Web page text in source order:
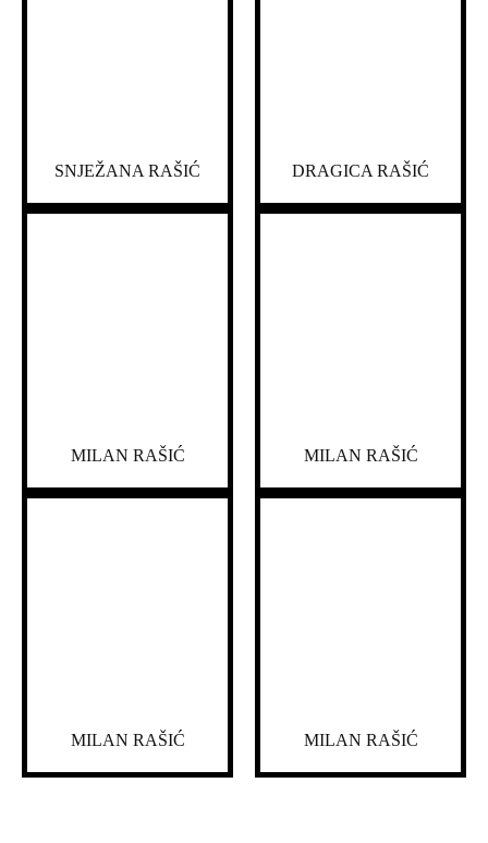
SNJEŽANA RAŠIĆ DRAGICA RAŠIĆ
MILAN RAŠIĆ MILAN RAŠIĆ
MILAN RAŠIĆ MILAN RAŠIĆ